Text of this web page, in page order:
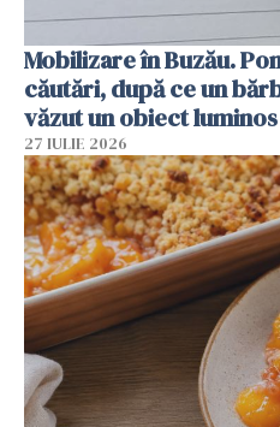
Mobilizare în Buzău.
căutări, după ce un
văzut un obiect luminos
27 IULIE 2026